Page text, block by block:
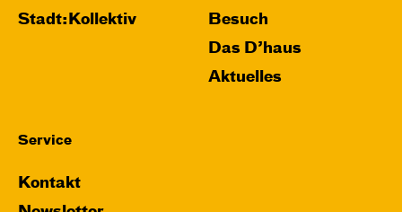
Stadt:Kollektiv
Besuch
Das D’haus
Aktuelles
Service
Kontakt